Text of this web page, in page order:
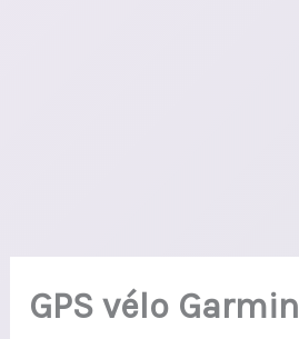
GPS vélo Garmin